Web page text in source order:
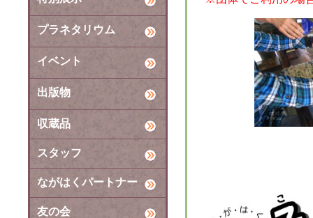
プラネタリウム
イベント
出版物
収蔵品
スタッフ
ながはくパートナー
友の会